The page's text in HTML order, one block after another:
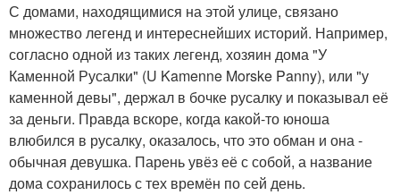
С домами, находящимися на этой улице, связано
множество легенд и интереснейших историй. Например,
согласно одной из таких легенд, хозяин дома "У
Каменной Русалки" (U Kamenne Morske Panny), или "у
каменной девы", держал в бочке русалку и показывал её
за деньги. Правда вскоре, когда какой-то юноша
влюбился в русалку, оказалось, что это обман и она -
обычная девушка. Парень увёз её с собой, а название
дома сохранилось с тех времён по сей день.